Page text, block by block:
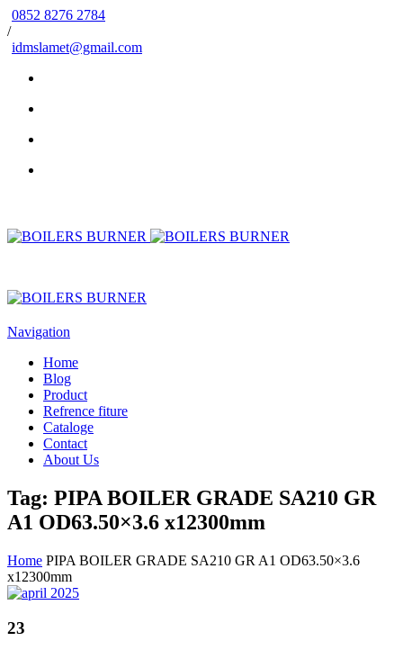
0852 8276 2784
/
idmslamet@gmail.com
Navigation
Home
Blog
Product
Refrence fiture
Cataloge
Contact
About Us
Tag: PIPA BOILER GRADE SA210 GR
A1 OD63.50×3.6 x12300mm
Home PIPA BOILER GRADE SA210 GR A1 OD63.50×3.6
x12300mm
23